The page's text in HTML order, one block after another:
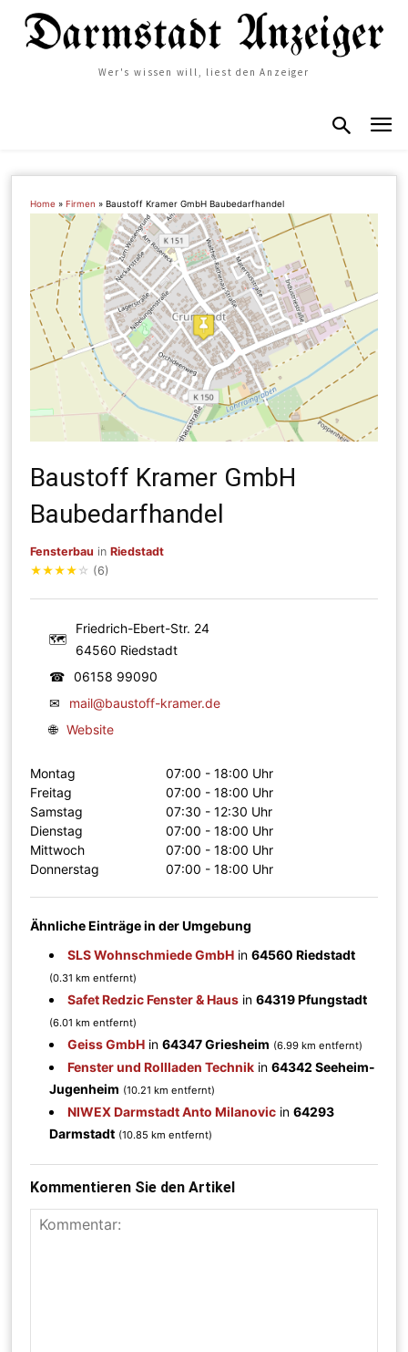
Wer's wissen will, liest den Anzeiger
Home »Firmen »Baustoff Kramer GmbH Baubedarfhandel
Baustoff Kramer GmbH
Baubedarfhandel
Fensterbau inRiedstadt
★★★★ ☆ (6)
🗺
Friedrich-Ebert-Str. 24
64560 Riedstadt
☎
06158 99090
✉
mail@baustoff-kramer.de
🌐 Website
Montag
07:00 - 18:00 Uhr
Freitag
07:00 - 18:00 Uhr
Samstag
07:30 - 12:30 Uhr
Dienstag
07:00 - 18:00 Uhr
Mittwoch
07:00 - 18:00 Uhr
Donnerstag
07:00 - 18:00 Uhr
Ähnliche Einträge in der Umgebung
SLS Wohnschmiede GmbH in64560 Riedstadt
(0.31 km entfernt)
Safet Redzic Fenster & Haus in64319 Pfungstadt
(6.01 km entfernt)
Geiss GmbH in64347 Griesheim (6.99 km entfernt)
Fenster und Rollladen Technik in64342 Seeheim-
Jugenheim (10.21 km entfernt)
NIWEX Darmstadt Anto Milanovic in64293
Darmstadt (10.85 km entfernt)
Kommentieren Sie den Artikel